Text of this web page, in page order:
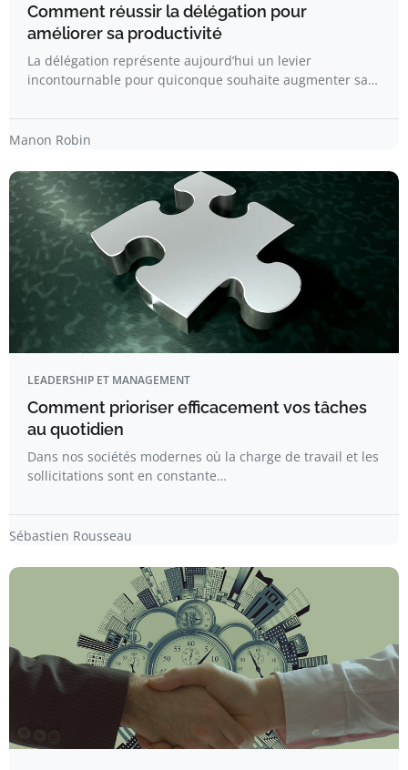
Comment réussir la délégation pour
améliorer sa productivité
La délégation représente aujourd’hui un levier
incontournable pour quiconque souhaite augmenter sa…
Manon Robin
LEADERSHIP ET MANAGEMENT
Comment prioriser efficacement vos tâches
au quotidien
Dans nos sociétés modernes où la charge de travail et les
sollicitations sont en constante…
Sébastien Rousseau